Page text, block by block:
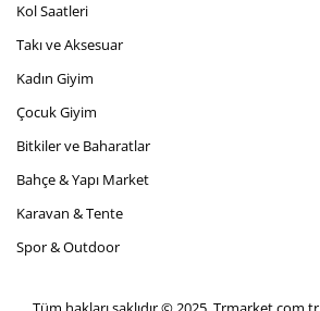
Kol Saatleri
Takı ve Aksesuar
Kadın Giyim
Çocuk Giyim
Bitkiler ve Baharatlar
Bahçe & Yapı Market
Karavan & Tente
Spor & Outdoor